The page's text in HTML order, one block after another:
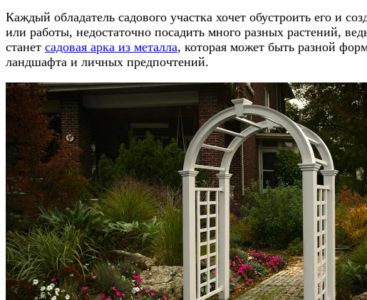
Каждый обладатель садового участка хочет обустроить его и
или работы, недостаточно посадить много разных растений,
станет садовая арка из металла, которая может быть разной
ландшафта и личных предпочтений.